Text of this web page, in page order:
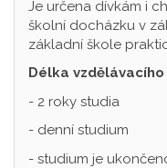
Je určena dívkám i
školní docházku v
základní škole
Délka
- 2 roky studia
- denní studium
- studium je